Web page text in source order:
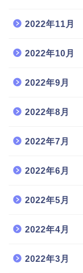
2022年11月
2022年10月
2022年9月
2022年8月
2022年7月
2022年6月
2022年5月
2022年4月
2022年3月